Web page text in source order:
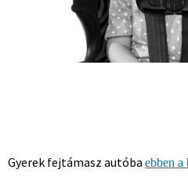
Gyerek fejtámasz autóba ebben a